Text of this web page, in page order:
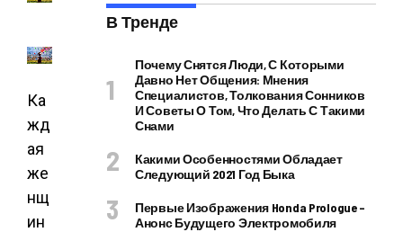
Ка
жд
ая
же
нщ
ин
В Тренде
Почему Снятся Люди, С Которыми
Давно Нет Общения: Мнения
Специалистов, Толкования Сонников
И Советы О Том, Что Делать С Такими
Снами
Какими Особенностями Обладает
Следующий 2021 Год Быка
Первые Изображения Honda Prologue –
Анонс Будущего Электромобиля